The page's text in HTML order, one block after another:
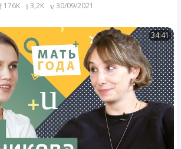
176K 3,2K 30/09/2021
34:41